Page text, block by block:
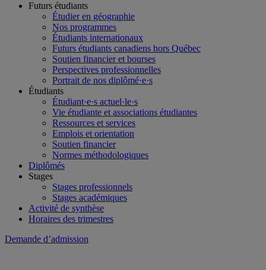
Futurs étudiants
Étudier en géographie
Nos programmes
Étudiants internationaux
Futurs étudiants canadiens hors Québec
Soutien financier et bourses
Perspectives professionnelles
Portrait de nos diplômé·e·s
Étudiants
Étudiant·e·s actuel·le·s
Vie étudiante et associations étudiantes
Ressources et services
Emplois et orientation
Soutien financier
Normes méthodologiques
Diplômés
Stages
Stages professionnels
Stages académiques
Activité de synthèse
Horaires des trimestres
Demande d’admission